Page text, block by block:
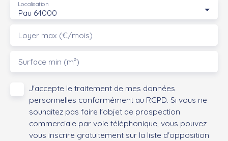
Pau 64000
Localisation
Loyer max (€/mois)
Surface min (m²)
J'accepte le traitement de mes données
personnelles conformément au RGPD. Si vous ne
souhaitez pas faire l'objet de prospection
commerciale par voie téléphonique, vous pouvez
vous inscrire gratuitement sur la liste d'opposition